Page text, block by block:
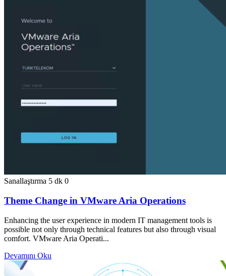
Sanallaştırma 5 dk 0
Theme Change in VMware Aria Operations
Enhancing the user experience in modern IT management tools is
possible not only through technical features but also through visual
comfort. VMware Aria Operati...
Devamını Oku